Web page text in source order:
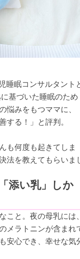
睡眠コンサルタント
基づいた睡眠のため
悩みをもつママに、
する！」と評判。
も何度も起きてしま
法を教えてもらいま
添い乳」しか
こと。夜の母乳には
メラトニンが含まれ
安心でき、幸せな気